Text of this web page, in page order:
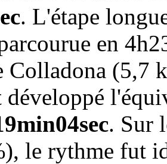
. L'étape
en
Colladona (5,7
développé
. Sur
le rythme fut